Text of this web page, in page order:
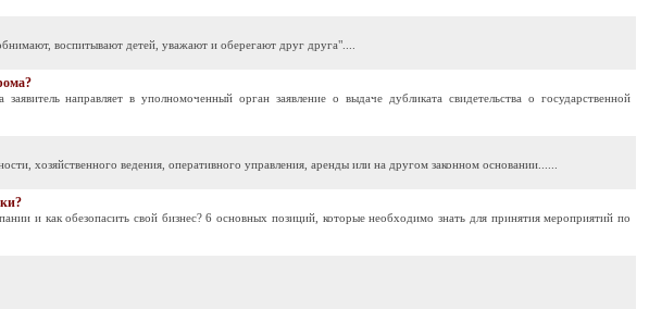
воспитывают детей, уважают и оберегают друг друга"....
направляет в уполномоченный орган заявление о выдаче дубликата свидетельства о государственной
хозяйственного ведения, оперативного управления, аренды или на другом законном основании......
и как обезопасить свой бизнес? 6 основных позиций, которые необходимо знать для принятия мероприятий по